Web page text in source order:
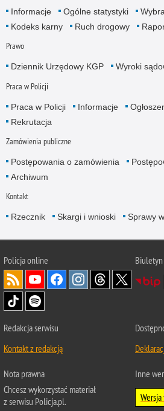
Informacje Ogólne statystyki
Kodeks karny
Ruch drogowy
Prawo
Dziennik Urzędowy KGP Wyroki
Praca w Policji
Praca w Policji Informacje
Rekrutacja
Zamówienia publiczne
Postępowania o zamówienia
Archiwum
Kontakt
Rzecznik Skargi i wnioski Sprawy
Policjaonline
Redakcja serwisu
Kontakt z redakcją
Nota prawna
Chcesz wykorzystać materiał
z serwisu Policja.pl.
Inne